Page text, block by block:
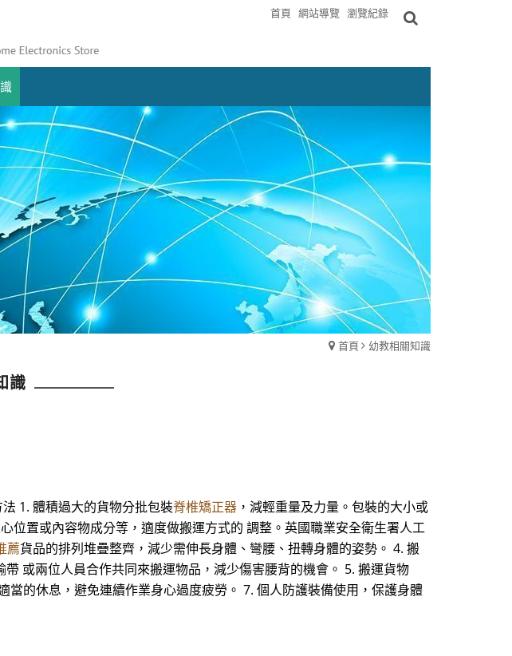
首頁 網站導覽 瀏覽紀錄
首頁 幼教相關知識
識
1. 體積過大的貨物分批包裝脊椎矯正器 ，減輕重量及力量。包裝的大小或
位置或內容物成分等，適度做搬運方式的 調整。英國職業安全衛生署人工
薦貨品的排列堆疊整齊，減少需伸長身體、彎腰、扭轉身體的姿勢。 4. 搬
或兩位人員合作共同來搬運物品，減少傷害腰背的機會。 5. 搬運貨物
當的休息，避免連續作業身心過度疲勞。 7. 個人防護裝備使用，保護身體